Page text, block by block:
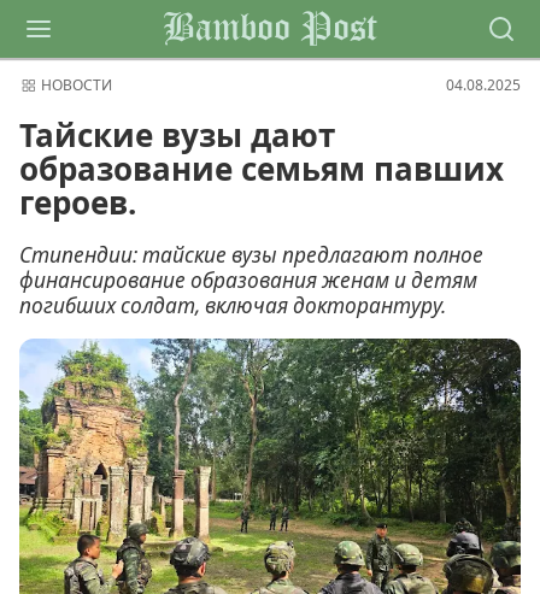
Bamboo Post
НОВОСТИ 04.08.2025
Тайские вузы дают
образование семьям павших
героев.
Стипендии: тайские вузы предлагают полное
финансирование образования женам и детям
погибших солдат, включая докторантуру.